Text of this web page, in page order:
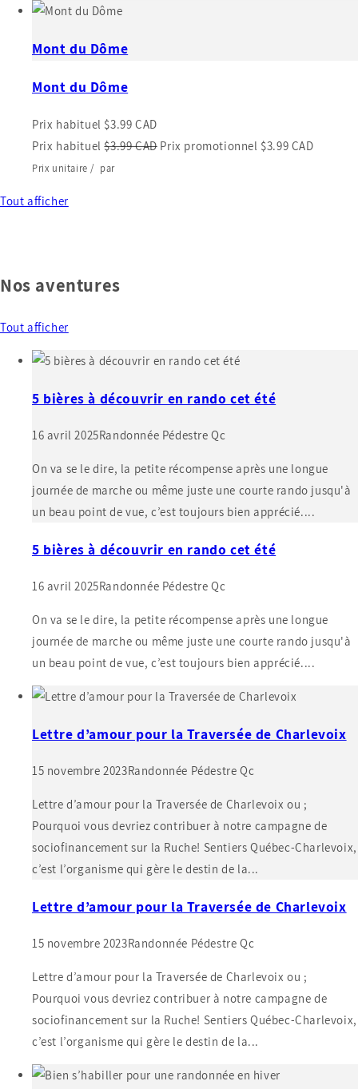
Mont du Dôme
Mont du Dôme
Prix habituel $3.99 CAD
Prix habituel $3.99 CAD Prix promotionnel $3.99 CAD
Prix unitaire / par
Tout afficher
Nos aventures
Tout afficher
5 bières à découvrir en rando cet été
16 avril 2025Randonnée Pédestre Qc
On va se le dire, la petite récompense après une longue
journée de marche ou même juste une courte rando jusqu'à
un beau point de vue, c’est toujours bien apprécié....
5 bières à découvrir en rando cet été
16 avril 2025Randonnée Pédestre Qc
On va se le dire, la petite récompense après une longue
journée de marche ou même juste une courte rando jusqu'à
un beau point de vue, c’est toujours bien apprécié....
Lettre d’amour pour la Traversée de Charlevoix
15 novembre 2023Randonnée Pédestre Qc
Lettre d’amour pour la Traversée de Charlevoix ou ;
Pourquoi vous devriez contribuer à notre campagne de
sociofinancement sur la Ruche! Sentiers Québec-Charlevoix,
c’est l’organisme qui gère le destin de la...
Lettre d’amour pour la Traversée de Charlevoix
15 novembre 2023Randonnée Pédestre Qc
Lettre d’amour pour la Traversée de Charlevoix ou ;
Pourquoi vous devriez contribuer à notre campagne de
sociofinancement sur la Ruche! Sentiers Québec-Charlevoix,
c’est l’organisme qui gère le destin de la...